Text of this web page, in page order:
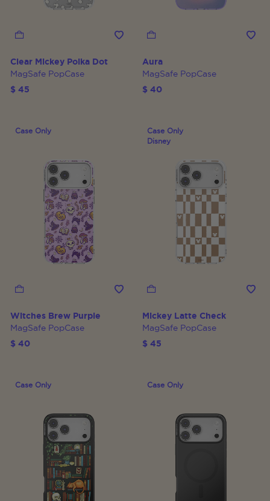
Clear Mickey Polka Dot
MagSafe PopCase
$ 45
Aura
MagSafe PopCase
$ 40
Case Only
Witches Brew Purple
MagSafe PopCase
$ 40
Case Only
Disney
Mickey Latte Check
MagSafe PopCase
$ 45
Case Only Case Only